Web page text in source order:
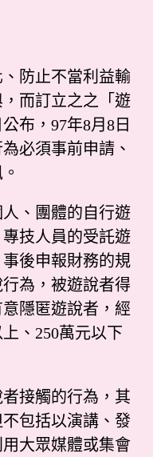
防止不當利益輸
而訂立之之「遊
布，97年8月8日
必須事前申請、
、團體的自行遊
技人員的受託遊
後申報財務的規
為，被遊說者得
隱匿遊說者，經
、250萬元以下
接觸的行為，其
包括以演講、發
大眾媒體或集會